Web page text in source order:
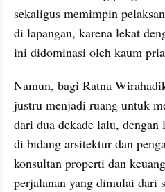
sekaligus memimpin
di lapangan, karena lekat
ini didominasi oleh kaum
Namun, bagi Ratna
justru menjadi ruang untuk
dari dua dekade lalu,
di bidang arsitektur dan
konsultan properti dan
perjalanan yang dimulai dari